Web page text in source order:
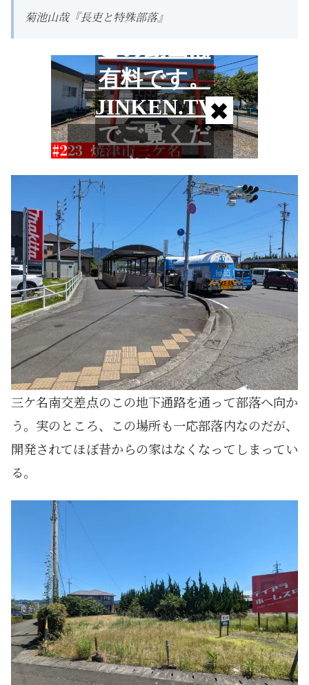
菊池山哉『長吏と特殊部落』
三ケ名南交差点のこの地下通路を通って部落へ向か
う。実のところ、この場所も一応部落内なのだが、
開発されてほぼ昔からの家はなくなってしまってい
る。